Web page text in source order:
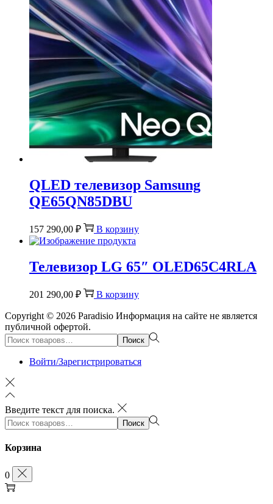
QLED телевизор Samsung
QE65QN85DBU
157 290,00 ₽ В корзину
Телевизор LG 65″ OLED65C4RLA
201 290,00 ₽ В корзину
Copyright © 2026 Paradisio Информация на сайте не является
публичной офертой.
Поиск:>
Поиск
Войти/Зарегистрироваться
Введите текст для поиска.
Поиск:>
Поиск
Корзина
0